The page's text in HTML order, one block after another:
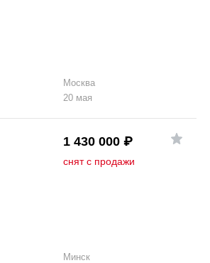
Москва
20 мая
1 430 000 ₽
снят с продажи
Минск